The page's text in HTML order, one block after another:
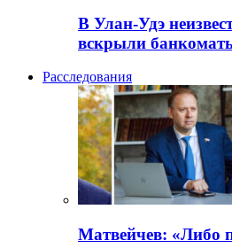
В Улан-Удэ
вскрыли
Расследования
Матвейчев: «Либо